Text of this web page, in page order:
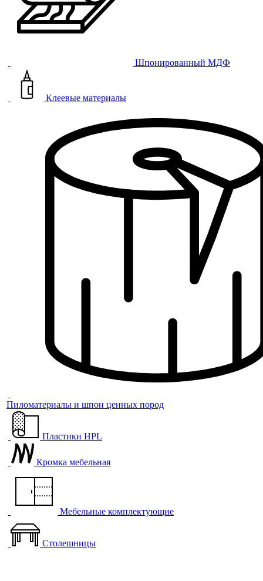
Шпонированный МДФ
Клеевые материалы
Пиломатериалы и шпон ценных пород
Пластики HPL
Кромка мебельная
Мебельные комплектующие
Столешницы